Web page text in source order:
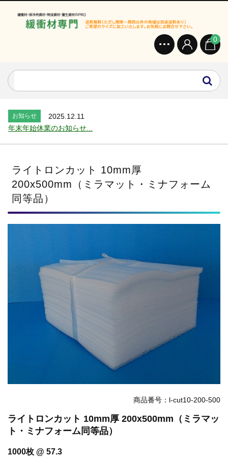
0
オンラインショップを開設いたしました。...
お知らせ
2026.7.24
お知らせ
2025.12.11
年末年始休業のお知らせ...
お知らせ
2024.2.27
全国へ確実・迅速に納品...
お知らせ
2024.2.27
オンラインショップを開設いたしました。...
お知らせ
2026.7.24
2026年 夏季休業のお知らせ...
2025.8.4
夏季休業のお知らせ...
2024.2.27
全国へ確実・迅速に納品...
2024.2.27
オンラインショップを開設いたしました。...
ライトロンカット 10mm厚
200x500mm（ミラマット・ミナフォーム
同等品）
商品番号：l-cut10-200-500
ライトロンカット 10mm厚 200x500mm（ミラマッ
ト・ミナフォーム同等品）
1000枚 @ 57.3